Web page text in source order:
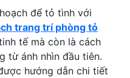
để tỏ tình với
trang trí phòng tỏ
tế mà còn là cách
từ ánh nhìn đầu tiên.
hướng dẫn chi tiết